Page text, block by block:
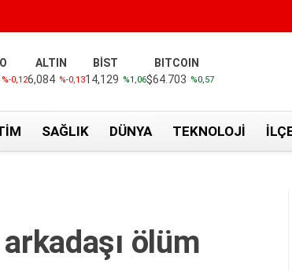
%-0,12
ALTIN
6,084 %-0,13
BİST
14,129 %1,06
BITCOIN
$64.703 %0,57
SAĞLIK DÜNYA TEKNOLOJI
ölüm